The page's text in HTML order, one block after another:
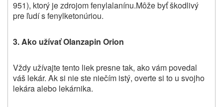
951), ktorý je zdrojom fenylalanínu.Môže byť škodlivý
pre ľudí s fenylketonúriou.
3.Ako užívať Olanzapin Orion
Vždy užívajte tento liek presne tak, ako vám povedal
váš lekár. Ak si nie ste niečím istý, overte si to u svojho
lekára alebo lekárnika.